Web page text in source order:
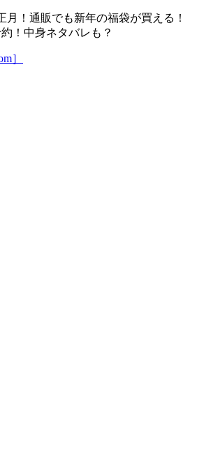
月！通販でも新年の福袋が買える！
！中身ネタバレも？
］